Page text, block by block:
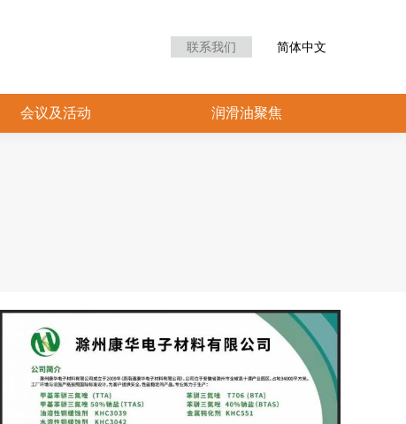
联系我们 简体中文
会议及活动 润滑油聚焦